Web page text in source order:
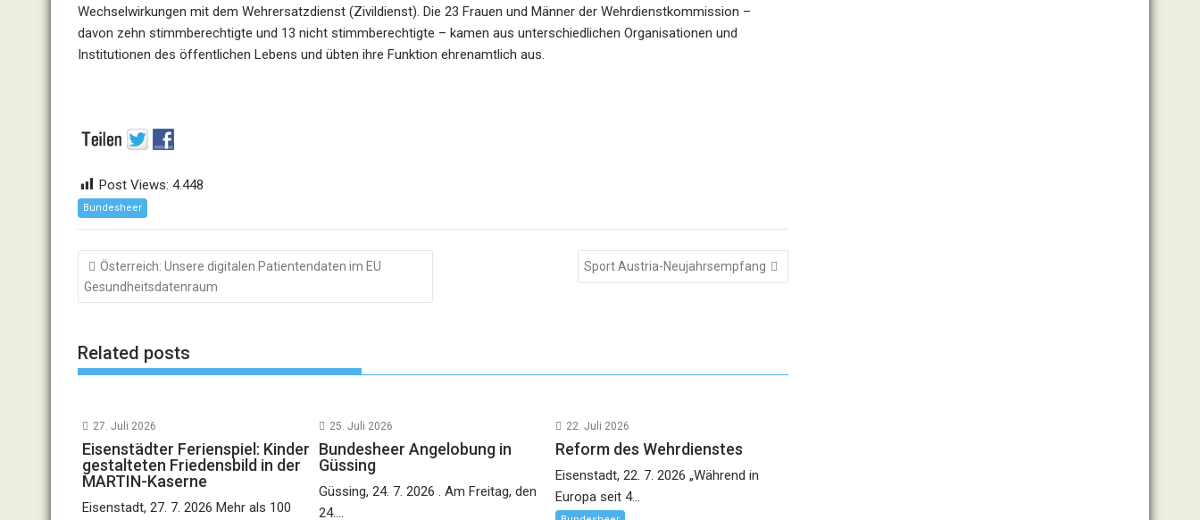
Wechselwirkungen mit dem Wehrersatzdienst (Zivildienst). Die 23 Frauen und Männer der Wehrdienstkommission –
davon zehn stimmberechtigte und 13 nicht stimmberechtigte – kamen aus unterschiedlichen Organisationen und
Institutionen des öffentlichen Lebens und übten ihre Funktion ehrenamtlich aus.
Post Views: 4.448
Bundesheer
Beitragsnavigation
Österreich: Unsere digitalen Patientendaten im EU
Gesundheitsdatenraum
Sport Austria-Neujahrsempfang
Related posts
27. Juli 2026
Eisenstädter Ferienspiel: Kinder
gestalteten Friedensbild in der
MARTIN-Kaserne
Eisenstadt, 27. 7. 2026 Mehr als 100
25. Juli 2026
Bundesheer Angelobung in
Güssing
Güssing, 24. 7. 2026 . Am Freitag, den
24....
22. Juli 2026
Reform des Wehrdienstes
Eisenstadt, 22. 7. 2026 „Während in
Europa seit 4...